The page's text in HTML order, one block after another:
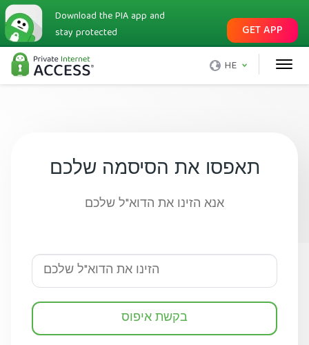
Download the PIA app and
stay protected
GET APP
HE
תאפסו את הסיסמה שלכם
אנא הזינו את הדוא"ל שלכם